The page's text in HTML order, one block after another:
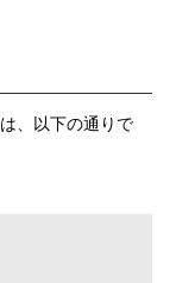
、以下の通りで